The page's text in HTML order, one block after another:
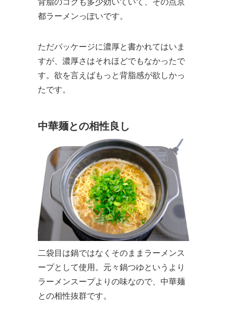
背脂のコクも多少効いていて、その点京
都ラーメンっぽいです。
ただパッケージに濃厚と書かれてはいま
すが、濃厚さはそれほどでもなかったで
す。欲を言えばもっと背脂感が欲しかっ
たです。
中華麺との相性良し
二袋目は鍋ではなくそのままラーメンス
ープとして使用。元々鍋つゆというより
ラーメンスープよりの味なので、中華麺
との相性抜群です。